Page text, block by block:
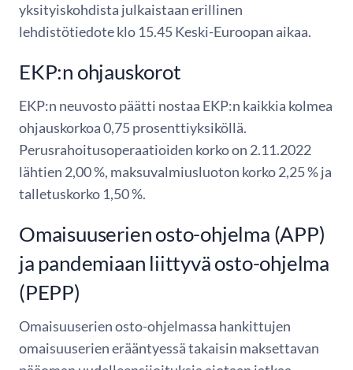
yksityiskohdista julkaistaan erillinen
lehdistötiedote klo 15.45 Keski-Euroopan aikaa.
EKP:n ohjauskorot
EKP:n neuvosto päätti nostaa EKP:n kaikkia kolmea
ohjauskorkoa 0,75 prosenttiyksiköllä.
Perusrahoitusoperaatioiden korko on 2.11.2022
lähtien 2,00 %, maksuvalmiusluoton korko 2,25 % ja
talletuskorko 1,50 %.
Omaisuuserien osto-ohjelma (APP)
ja pandemiaan liittyvä osto-ohjelma
(PEPP)
Omaisuuserien osto-ohjelmassa hankittujen
omaisuuserien erääntyessä takaisin maksettavan